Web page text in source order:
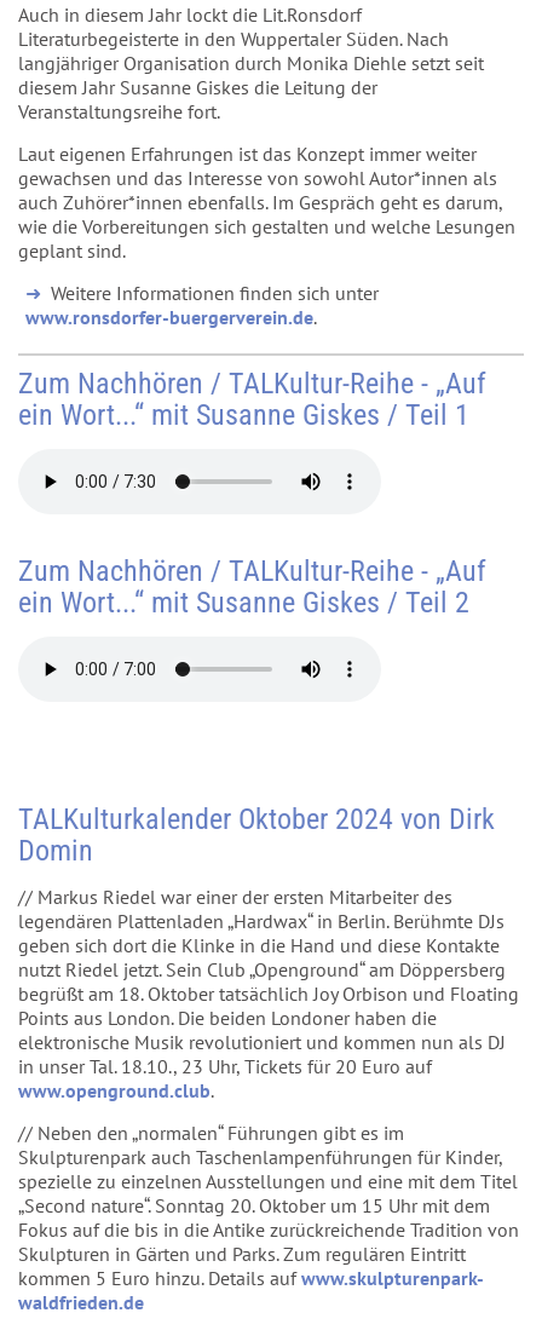
Auch in diesem Jahr lockt die Lit.Ronsdorf
Literaturbegeisterte in den Wuppertaler Süden. Nach
langjähriger Organisation durch Monika Diehle setzt seit
diesem Jahr Susanne Giskes die Leitung der
Veranstaltungsreihe fort.
Laut eigenen Erfahrungen ist das Konzept immer weiter
gewachsen und das Interesse von sowohl Autor*innen als
auch Zuhörer*innen ebenfalls. Im Gespräch geht es darum,
wie die Vorbereitungen sich gestalten und welche Lesungen
geplant sind.
Weitere Informationen finden sich unter
www.ronsdorfer-buergerverein.de.
Zum Nachhören / TALKultur-Reihe - „Auf
ein Wort...“ mit Susanne Giskes / Teil 1
Zum Nachhören / TALKultur-Reihe - „Auf
ein Wort...“ mit Susanne Giskes / Teil 2
TALKulturkalender Oktober 2024 von Dirk
Domin
// Markus Riedel war einer der ersten Mitarbeiter des
legendären Plattenladen „Hardwax“ in Berlin. Berühmte DJs
geben sich dort die Klinke in die Hand und diese Kontakte
nutzt Riedel jetzt. Sein Club „Openground“ am Döppersberg
begrüßt am 18. Oktober tatsächlich Joy Orbison und Floating
Points aus London. Die beiden Londoner haben die
elektronische Musik revolutioniert und kommen nun als DJ
in unser Tal. 18.10., 23 Uhr, Tickets für 20 Euro auf
www.openground.club.
// Neben den „normalen“ Führungen gibt es im
Skulpturenpark auch Taschenlampenführungen für Kinder,
spezielle zu einzelnen Ausstellungen und eine mit dem Titel
„Second nature“. Sonntag 20. Oktober um 15 Uhr mit dem
Fokus auf die bis in die Antike zurückreichende Tradition von
Skulpturen in Gärten und Parks. Zum regulären Eintritt
kommen 5 Euro hinzu. Details aufwww.skulpturenpark-
waldfrieden.de